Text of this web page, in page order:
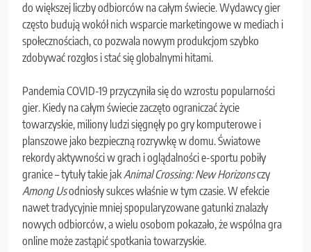
do większej liczby odbiorców na całym świecie. Wydawcy gier
często budują wokół nich wsparcie marketingowe w mediach i
społecznościach, co pozwala nowym produkcjom szybko
zdobywać rozgłos i stać się globalnymi hitami.
Pandemia COVID-19 przyczyniła się do wzrostu popularności
gier. Kiedy na całym świecie zaczęto ograniczać życie
towarzyskie, miliony ludzi sięgnęły po gry komputerowe i
planszowe jako bezpieczną rozrywkę w domu. Światowe
rekordy aktywności w grach i oglądalności e-sportu pobiły
granice – tytuły takie jakAnimal Crossing: New Horizonsczy
Among Usodniosły sukces właśnie w tym czasie. W efekcie
nawet tradycyjnie mniej spopularyzowane gatunki znalazły
nowych odbiorców, a wielu osobom pokazało, że wspólna gra
online może zastąpić spotkania towarzyskie.